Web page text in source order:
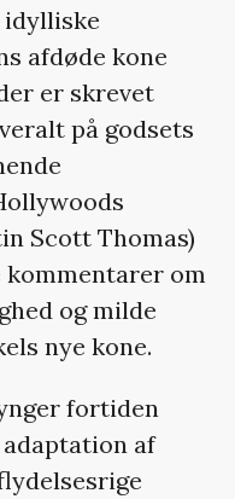
idylliske
afdøde kone
der er skrevet
på godsets
Scott Thomas)
om
og milde
nye kone.
fortiden
adaptation af